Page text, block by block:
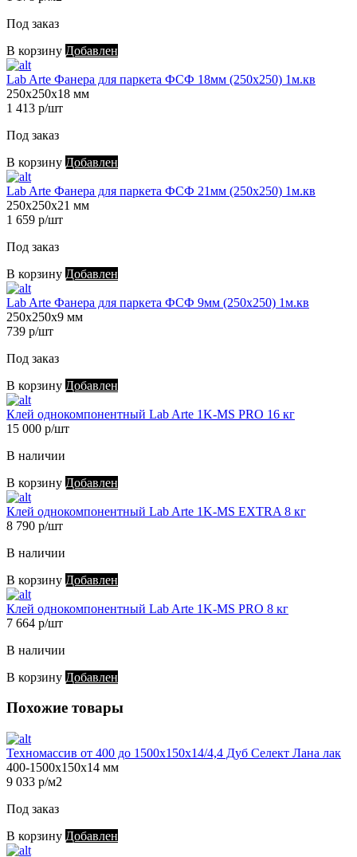
Под заказ
В корзину Добавлен
Lab Arte Фанера для паркета ФСФ 18мм (250х250) 1м.кв
250х250х18 мм
1 413 р/шт
Под заказ
В корзину Добавлен
Lab Arte Фанера для паркета ФСФ 21мм (250х250) 1м.кв
250х250х21 мм
1 659 р/шт
Под заказ
В корзину Добавлен
Lab Arte Фанера для паркета ФСФ 9мм (250х250) 1м.кв
250х250х9 мм
739 р/шт
Под заказ
В корзину Добавлен
Клей однокомпонентный Lab Arte 1K-MS PRO 16 кг
15 000 р/шт
В наличии
В корзину Добавлен
Клей однокомпонентный Lab Arte 1K-MS EXTRA 8 кг
8 790 р/шт
В наличии
В корзину Добавлен
Клей однокомпонентный Lab Arte 1K-MS PRO 8 кг
7 664 р/шт
В наличии
В корзину Добавлен
Похожие товары
Техномассив от 400 до 1500х150х14/4,4 Дуб Селект Лана лак
400-1500х150х14 мм
9 033 р/м2
Под заказ
В корзину Добавлен